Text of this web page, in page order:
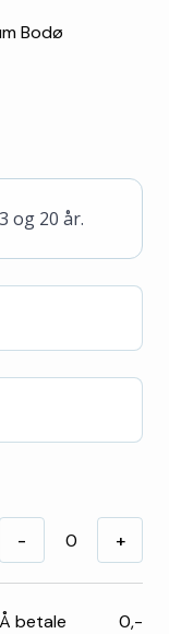
Bodø
og 20 år.
- +
Å betale 0,-